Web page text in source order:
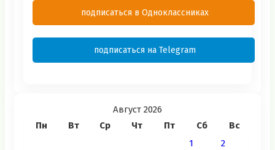
подписаться в Одноклассниках
подписаться на Telegram
Август 2026
Пн
Вт Ср Чт Пт Сб Вс
1
2